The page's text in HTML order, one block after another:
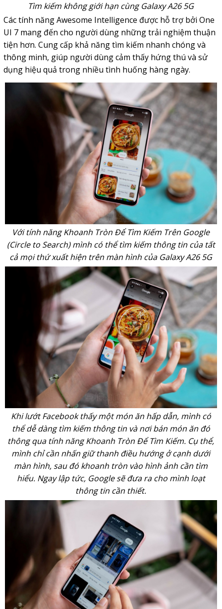
Tìm kiếm không giới hạn cùng Galaxy A26 5G
Các tính năng Awesome Intelligence được hỗ trợ bởi One
UI 7 mang đến cho người dùng những trải nghiệm thuận
tiện hơn. Cung cấp khả năng tìm kiếm nhanh chóng và
thông minh, giúp người dùng cảm thấy hứng thú và sử
dụng hiệu quả trong nhiều tình huống hàng ngày.
Với tính năng Khoanh Tròn Để Tìm Kiếm Trên Google
(Circle to Search) mình có thể tìm kiếm thông tin của tất
cả mọi thứ xuất hiện trên màn hình của Galaxy A26 5G
Khi lướt Facebook thấy một món ăn hấp dẫn, mình có
thể dễ dàng tìm kiếm thông tin và nơi bán món ăn đó
thông qua tính năng Khoanh Tròn Để Tìm Kiếm. Cụ thể,
mình chỉ cần nhấn giữ thanh điều hướng ở cạnh dưới
màn hình, sau đó khoanh tròn vào hình ảnh cần tìm
hiểu. Ngay lập tức, Google sẽ đưa ra cho mình loạt
thông tin cần thiết.